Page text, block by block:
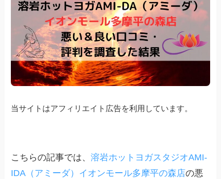
当サイトはアフィリエイト広告を利用しています。
こちらの記事では、溶岩ホットヨガスタジオAMI-
IDA（アミーダ）イオンモール多摩平の森店の悪